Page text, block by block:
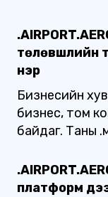
төлөвшлийн
нэр
Бизнесийн
бизнес, том
байдаг. Таны
платформ